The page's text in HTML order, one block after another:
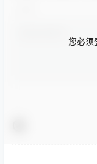
您必须